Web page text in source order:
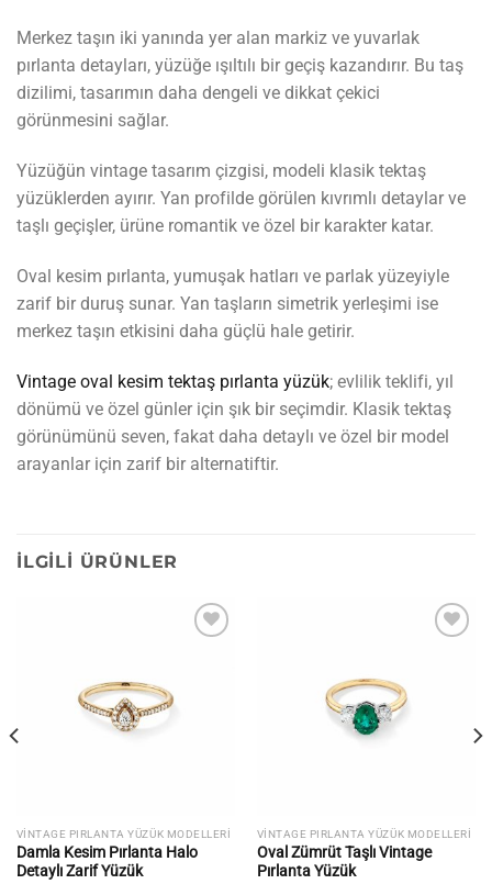
Merkez taşın iki yanında yer alan markiz ve yuvarlak
pırlanta detayları, yüzüğe ışıltılı bir geçiş kazandırır. Bu taş
dizilimi, tasarımın daha dengeli ve dikkat çekici
görünmesini sağlar.
Yüzüğün vintage tasarım çizgisi, modeli klasik tektaş
yüzüklerden ayırır. Yan profilde görülen kıvrımlı detaylar ve
taşlı geçişler, ürüne romantik ve özel bir karakter katar.
Oval kesim pırlanta, yumuşak hatları ve parlak yüzeyiyle
zarif bir duruş sunar. Yan taşların simetrik yerleşimi ise
merkez taşın etkisini daha güçlü hale getirir.
Vintage oval kesim tektaş pırlanta yüzük; evlilik teklifi, yıl
dönümü ve özel günler için şık bir seçimdir. Klasik tektaş
görünümünü seven, fakat daha detaylı ve özel bir model
arayanlar için zarif bir alternatiftir.
İLGILI ÜRÜNLER
VINTAGE PIRLANTA YÜZÜK MODELLERI
Damla Kesim Pırlanta Halo
Detaylı Zarif Yüzük
VINTAGE PIRLANTA YÜZÜK MODELLERI
Oval Zümrüt Taşlı Vintage
Pırlanta Yüzük